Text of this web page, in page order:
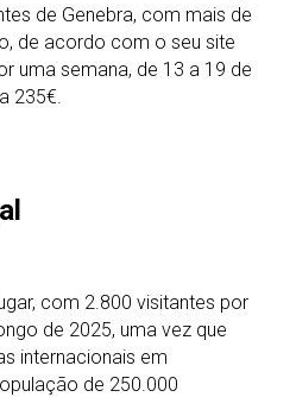
de Genebra, com mais de
de acordo com o seu site
uma semana, de 13 a 19 de
235€.
com 2.800 visitantes por
de 2025, uma vez que
internacionais em
de 250.000